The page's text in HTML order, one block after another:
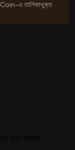
এ তালিকাভুক্ত